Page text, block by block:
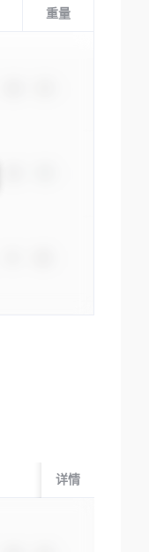
重量
起运国/地区
详情